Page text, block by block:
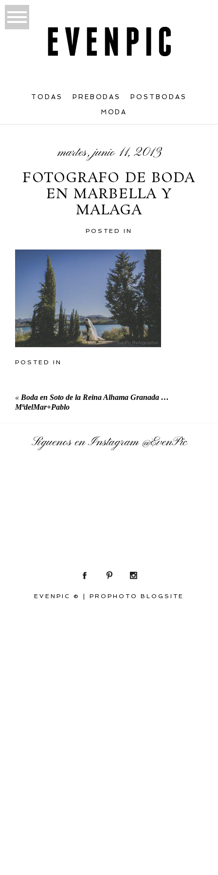
TODAS PREBODAS POSTBODAS
MODA
martes, junio 11, 2013
FOTOGRAFO DE BODA
EN MARBELLA Y
MALAGA
POSTED IN
POSTED IN
« Boda en Soto de la Reina Alhama Granada …
MªdelMar+Pablo
Síguenos en Instagram@EvenPic
EVENPIC © PROPHOTO BLOGSITE